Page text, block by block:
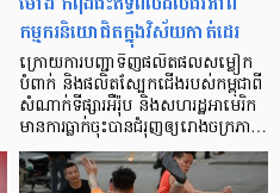
កម្មករនិយោជិតក្នុងវិស័យកាត់ដេរ
ក្រោយការបញ្ជាទិញផលិតផលសម្លៀក
បំពាក់ និងផលិតស្បែកជើងរបស់កម្ពុជាពី
សំណាក់ទីផ្សារអឺរ៉ុប និងសហរដ្ឋអាមេរិក
មានការធ្លាក់ចុះបានជំរុញឲ្យរោងចក្រភា…